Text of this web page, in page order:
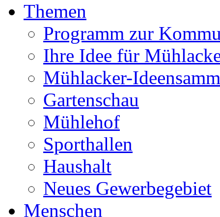
Themen
Programm zur
Ihre Idee für
Mühlacker-
Gartenschau
Mühlehof
Sporthallen
Haushalt
Neues Gewerbegebiet
Menschen